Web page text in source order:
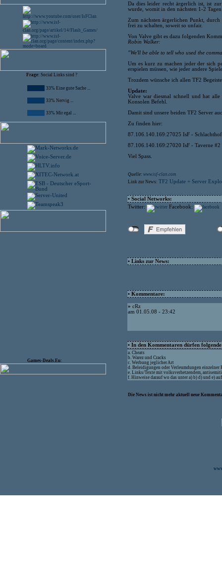
Frage: Social Links sind ?
33% Eine gute Sache ...
33% Nervig ...
33% Mir egal ...
Games-Deals.Eu:
Da dies leider recht ärgerlich ist, ist
wurde, womit in den nächsten 1-2
Zum nächsten ärgerlichen Punkt,
frei zu schalten, soweit so unfair.
Von Valve gibt es dazu folgenden
Robin Walker:
"We'll be able to tell who used the
Um es kurz zu machen jeder der sich
erspielen müssen, wie jeder andere
Trozdem wünsche ich allen TF2
Update:
Valve war diesmal schnell und hat
Konsolen Befehl.
Damit sind unsere beiden TF2 Server
Zu finden hier:
87.106.140.169:27025 IsF -
87.106.140.169:27020 IsF - Taverne
Viel Spass.
Quelle: www.isf-clan.com
Link zur News: TF2 Update + Server
• Social Networks:
Twitter:
Facebook:
• Links zur News:
• Kommentare:
» cRz
am 01.05.08 - 23:42
• In den Kommentaren dürfen
a. Cheats
b. Warez und Cracks
c. Werbung jeglicher Art
d. Beleidigungen oder Verleumdungen einzelner
e. Links/Texte mit volksverhetzendem,
f. Hinweise darauf wo das unter a) b) d) und e)
Die News ist nicht mehr aktuell neue